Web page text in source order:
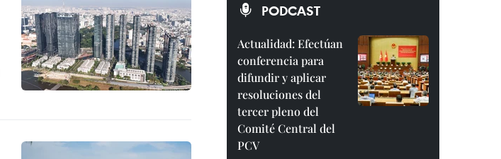
PODCAST
Actualidad: Efectúan
conferencia para
difundir y aplicar
resoluciones del
tercer pleno del
Comité Central del
PCV